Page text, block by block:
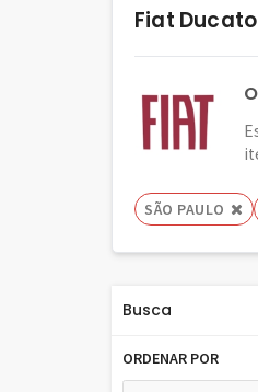
Fiat
SÃO PAULO
Busca
ORDENAR POR